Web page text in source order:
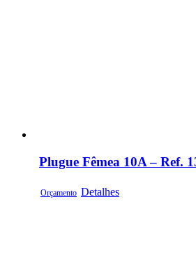
Plugue Fêmea 10A – Ref.
Orçamento Detalhes